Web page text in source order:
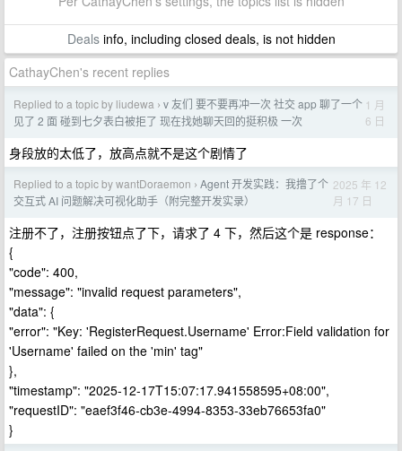
Dealsinfo, including closed deals, is not hidden
CathayChen's recent replies
Replied to a topic by liudewa › v 友们 要不要再冲一次 社交 app 聊了一个
见了 2 面 碰到七夕表白被拒了 现在找她聊天回的挺积极 一次
1 月
6 日
身段放的太低了，放高点就不是这个剧情了
Replied to a topic by wantDoraemon › Agent 开发实践：我撸了个
交互式 AI 问题解决可视化助手（附完整开发实录）
2025 年 12
月 17 日
注册不了，注册按钮点了下，请求了 4 下，然后这个是 response：
{
"code": 400,
"message": "invalid request parameters",
"data": {
"error": "Key: 'RegisterRequest.Username' Error:Field validation for
'Username' failed on the 'min' tag"
},
"timestamp": "2025-12-17T15:07:17.941558595+08:00",
"requestID": "eaef3f46-cb3e-4994-8353-33eb76653fa0"
}